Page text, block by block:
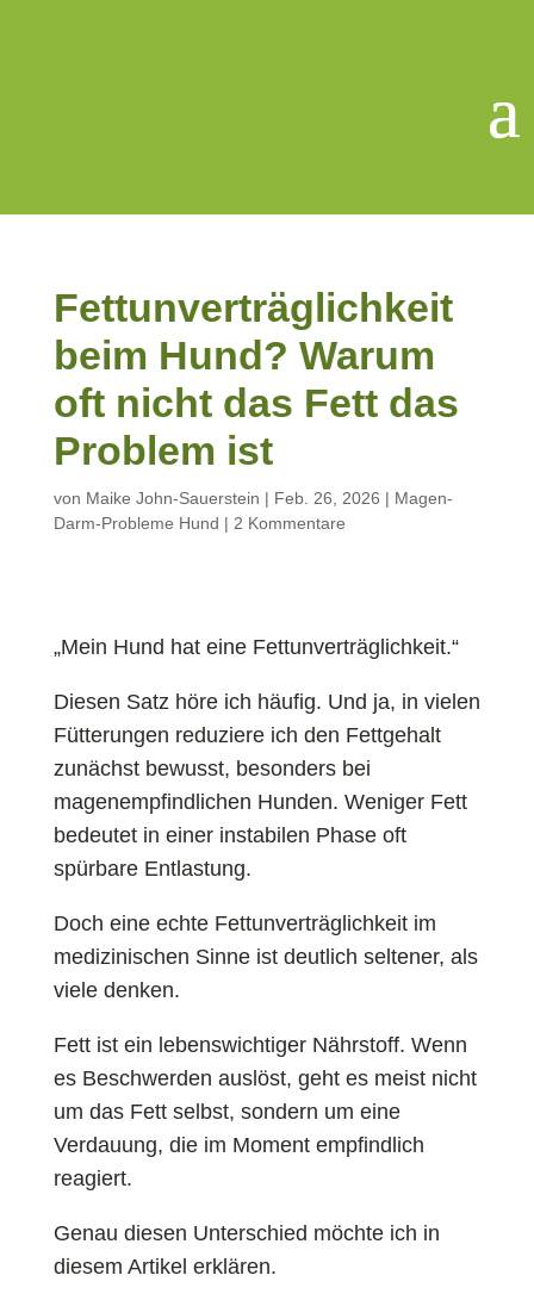
Fettunverträglichkeit
beim Hund? Warum
oft nicht das Fett das
Problem ist
von Maike John-Sauerstein | Feb. 26, 2026 | Magen-
Darm-Probleme Hund | 2 Kommentare
„Mein Hund hat eine Fettunverträglichkeit.“
Diesen Satz höre ich häufig. Und ja, in vielen
Fütterungen reduziere ich den Fettgehalt
zunächst bewusst, besonders bei
magenempfindlichen Hunden. Weniger Fett
bedeutet in einer instabilen Phase oft
spürbare Entlastung.
Doch eine echte Fettunverträglichkeit im
medizinischen Sinne ist deutlich seltener, als
viele denken.
Fett ist ein lebenswichtiger Nährstoff. Wenn
es Beschwerden auslöst, geht es meist nicht
um das Fett selbst, sondern um eine
Verdauung, die im Moment empfindlich
reagiert.
Genau diesen Unterschied möchte ich in
diesem Artikel erklären.